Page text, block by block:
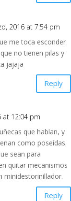
2016 at 7:54 pm
me toca esconder
no tienen pilas y
jajaja
Reply
at 12:04 pm
que hablan, y
como poseídas.
sean para
quitar mecanismos
minidestorinillador.
Reply